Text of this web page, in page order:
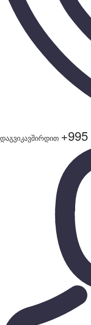
დაგვიკავშირდით